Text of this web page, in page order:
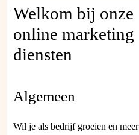
Welkom bij onze
online marketing
diensten
Algemeen
Wil je als bedrijf groeien en